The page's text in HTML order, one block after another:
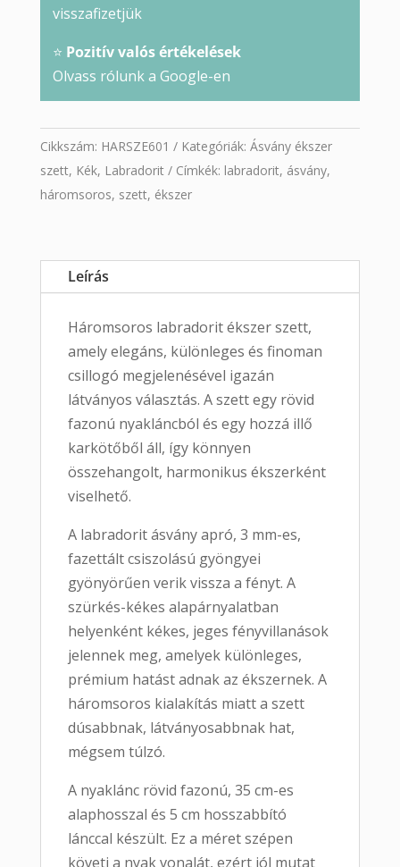
visszafizetjük
⭐ Pozitív valós értékelések
Olvass rólunk a Google-en
Cikkszám: HARSZE601 Kategóriák: Ásvány ékszer
szett, Kék, Labradorit Címkék: labradorit, ásvány,
háromsoros, szett, ékszer
Leírás
Háromsoros labradorit ékszer szett,
amely elegáns, különleges és finoman
csillogó megjelenésével igazán
látványos választás. A szett egy rövid
fazonú nyakláncból és egy hozzá illő
karkötőből áll, így könnyen
összehangolt, harmonikus ékszerként
viselhető.
A labradorit ásvány apró, 3 mm-es,
fazettált csiszolású gyöngyei
gyönyörűen verik vissza a fényt. A
szürkés-kékes alapárnyalatban
helyenként kékes, jeges fényvillanások
jelennek meg, amelyek különleges,
prémium hatást adnak az ékszernek. A
háromsoros kialakítás miatt a szett
dúsabbnak, látványosabbnak hat,
mégsem túlzó.
A nyaklánc rövid fazonú, 35 cm-es
alaphosszal és 5 cm hosszabbító
lánccal készült. Ez a méret szépen
követi a nyak vonalát, ezért jól mutat